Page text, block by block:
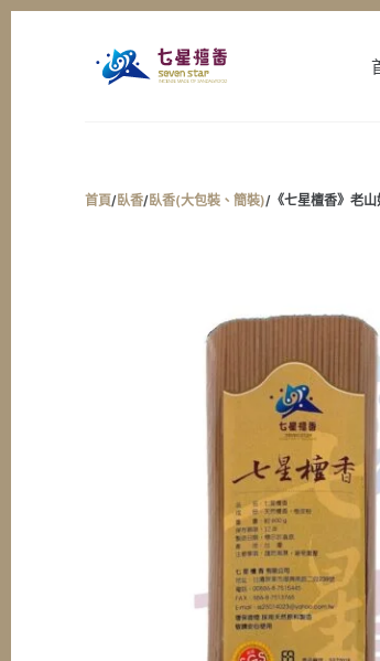
首頁/臥香/臥香(大包裝、簡裝)/ 《七星檀香》老